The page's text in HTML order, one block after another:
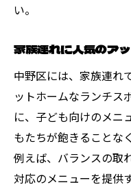
い。
家族連れに人気のア
中野区には、家族連れ
ットホームなランチス
に、子ども向けのメニ
もたちが飽きることな
例えば、バランスの取
対応のメニューを提供